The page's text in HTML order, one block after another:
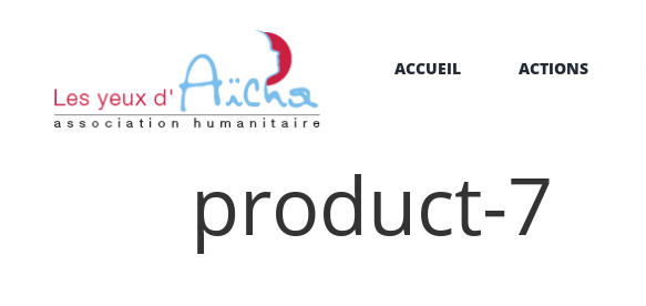
ACCUEIL ACTIONS
product-7